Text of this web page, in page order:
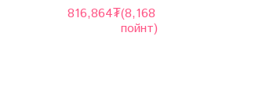
816,864₮(8,168
пойнт)